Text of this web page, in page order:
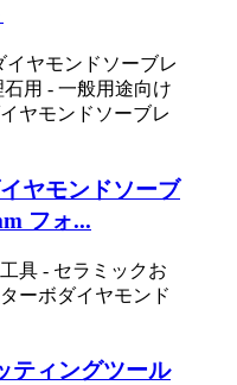
ヤモンドソーブ
フォ...
ティングツール